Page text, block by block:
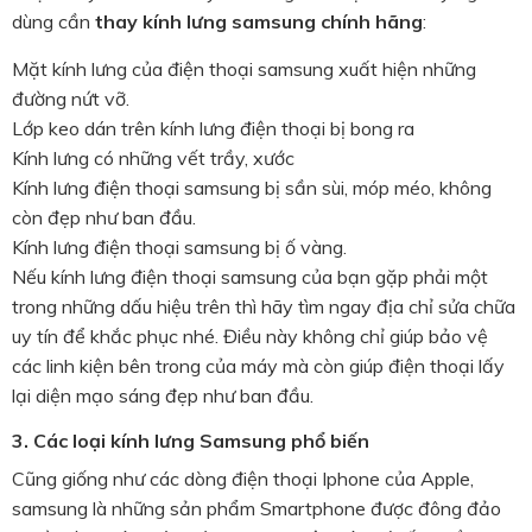
dùng cần thay kính lưng samsung chính hãng:
Mặt kính lưng của điện thoại samsung xuất hiện những
đường nứt vỡ.
Lớp keo dán trên kính lưng điện thoại bị bong ra
Kính lưng có những vết trầy, xước
Kính lưng điện thoại samsung bị sần sùi, móp méo, không
còn đẹp như ban đầu.
Kính lưng điện thoại samsung bị ố vàng.
Nếu kính lưng điện thoại samsung của bạn gặp phải một
trong những dấu hiệu trên thì hãy tìm ngay địa chỉ sửa chữa
uy tín để khắc phục nhé. Điều này không chỉ giúp bảo vệ
các linh kiện bên trong của máy mà còn giúp điện thoại lấy
lại diện mạo sáng đẹp như ban đầu.
3. Các loại kính lưng Samsung phổ biến
Cũng giống như các dòng điện thoại Iphone của Apple,
samsung là những sản phẩm Smartphone được đông đảo